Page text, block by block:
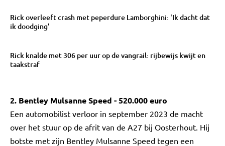
Rick overleeft crash met peperdure Lamborghini: 'Ik dacht dat
ik doodging'
Rick knalde met 306 per uur op de vangrail: rijbewijs kwijt en
taakstraf
2. Bentley Mulsanne Speed - 520.000 euro
Een automobilist verloor in september 2023 de macht
over het stuur op de afrit van de A27 bij Oosterhout. Hij
botste met zijn Bentley Mulsanne Speed tegen een